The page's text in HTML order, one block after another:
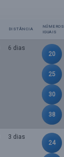
DISTÂNCIA
NÚMEROS
IGUAIS
6 dias
20
25
30
38
3 dias
24